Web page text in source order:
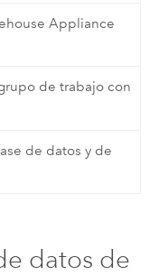
Appliance
de trabajo con
de datos y de
datos de